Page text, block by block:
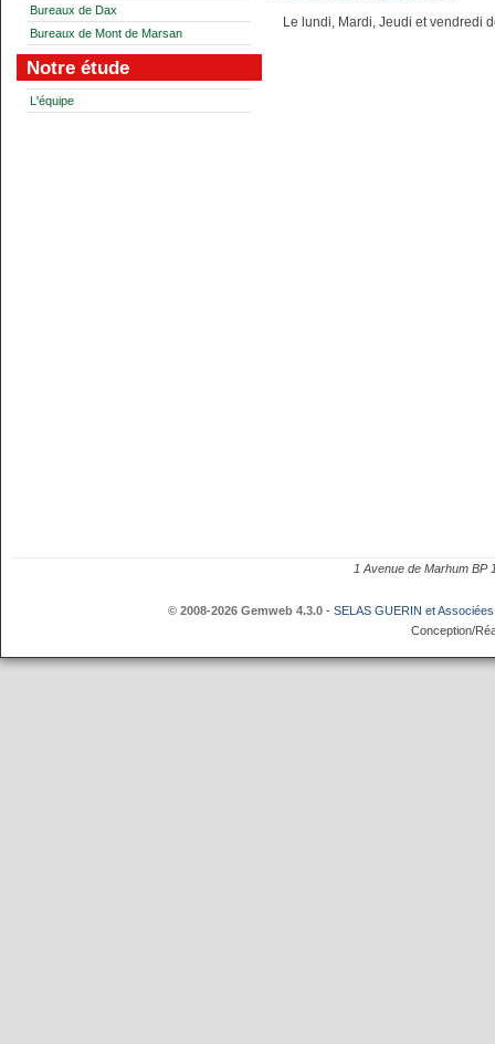
Bureaux de Dax
Bureaux de Mont de Marsan
Notre étude
L'équipe
Le lundi, Mardi, Jeudi et vendredi
1 Avenue de Marhum BP
© 2008-2026 Gemweb 4.3.0 - SELAS GUERIN et Associées
Conception/